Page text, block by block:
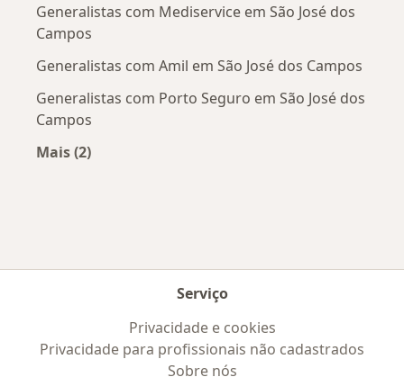
Generalistas com Mediservice em São José dos
Campos
Generalistas com Amil em São José dos Campos
Generalistas com Porto Seguro em São José dos
Campos
Mais (2)
Serviço
Privacidade e cookies
Privacidade para profissionais não cadastrados
Sobre nós